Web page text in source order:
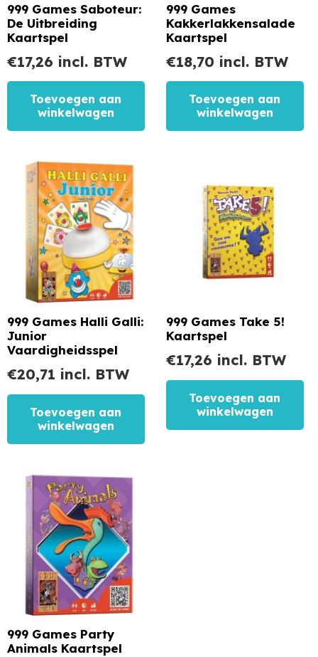
999 Games Saboteur:
De Uitbreiding
Kaartspel
€17,26 incl. BTW
Toevoegen aan
winkelwagen
999 Games
Kakkerlakkensalade
Kaartspel
€18,70 incl. BTW
Toevoegen aan
winkelwagen
999 Games Halli Galli:
Junior
Vaardigheidsspel
€20,71 incl. BTW
Toevoegen aan
winkelwagen
999 Games Take 5!
Kaartspel
€17,26 incl. BTW
Toevoegen aan
winkelwagen
999 Games Party
Animals Kaartspel